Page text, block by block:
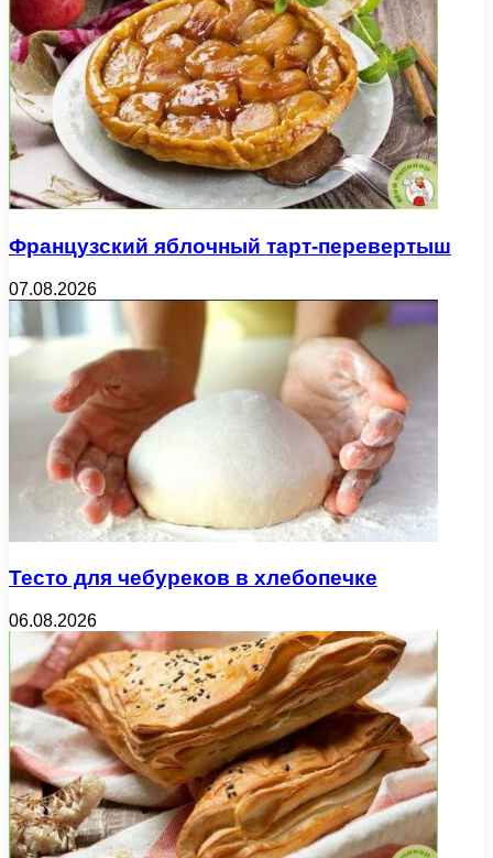
Французский яблочный тарт-перевертыш
07.08.2026
Тесто для чебуреков в хлебопечке
06.08.2026